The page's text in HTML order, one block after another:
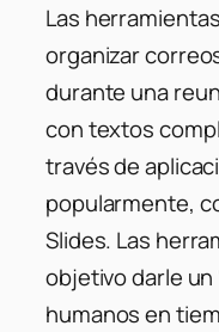
Las
organizar
durante una
con textos
través de
popularmente,
Slides. Las
objetivo darle un
humanos en